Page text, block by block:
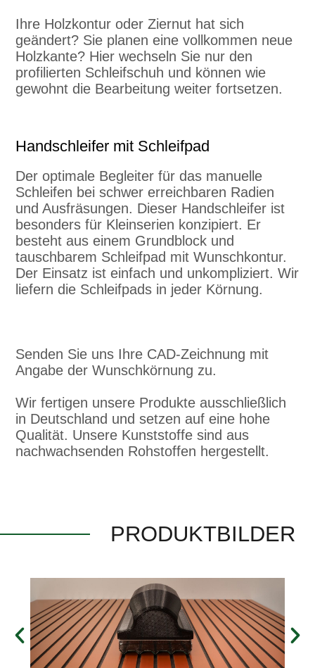
Ihre Holzkontur oder Ziernut hat sich
geändert? Sie planen eine vollkommen neue
Holzkante? Hier wechseln Sie nur den
profilierten Schleifschuh und können wie
gewohnt die Bearbeitung weiter fortsetzen.
Handschleifer mit Schleifpad
Der optimale Begleiter für das manuelle
Schleifen bei schwer erreichbaren Radien
und Ausfräsungen. Dieser Handschleifer ist
besonders für Kleinserien konzipiert. Er
besteht aus einem Grundblock und
tauschbarem Schleifpad mit Wunschkontur.
Der Einsatz ist einfach und unkompliziert. Wir
liefern die Schleifpads in jeder Körnung.
Senden Sie uns Ihre CAD-Zeichnung mit
Angabe der Wunschkörnung zu.
Wir fertigen unsere Produkte ausschließlich
in Deutschland und setzen auf eine hohe
Qualität. Unsere Kunststoffe sind aus
nachwachsenden Rohstoffen hergestellt.
PRODUKTBILDER